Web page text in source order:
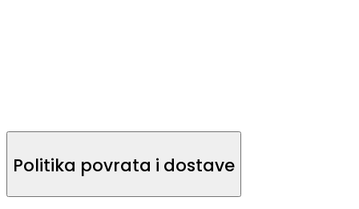
Politika povrata i dostave